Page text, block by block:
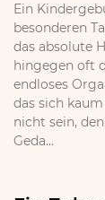
Ein
besonderen
das absolute
hingegen oft
endloses
das sich
nicht sein,
Geda...